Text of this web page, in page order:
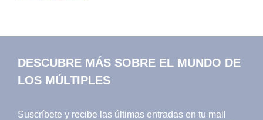
DESCUBRE MÁS SOBRE EL MUNDO DE
LOS MÚLTIPLES
Suscríbete y recibe las últimas entradas en tu mail